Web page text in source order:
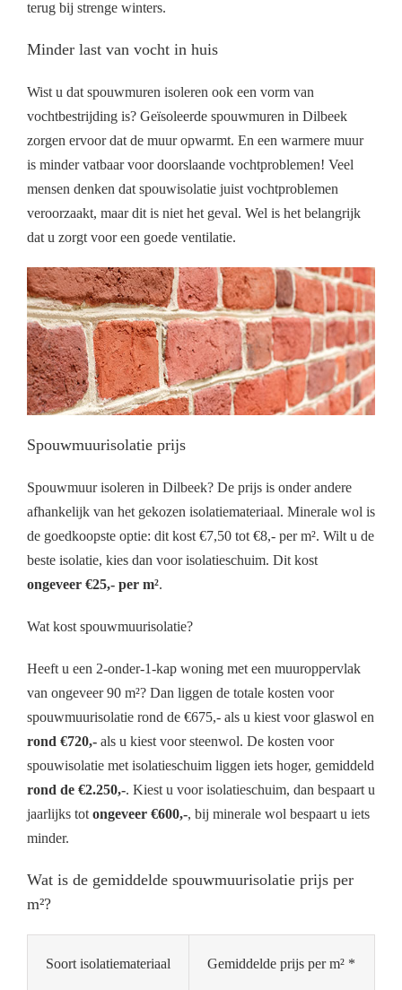
terug bij strenge winters.
Minder last van vocht in huis
Wist u dat spouwmuren isoleren ook een vorm van
vochtbestrijding is? Geïsoleerde spouwmuren in Dilbeek
zorgen ervoor dat de muur opwarmt. En een warmere muur
is minder vatbaar voor doorslaande vochtproblemen! Veel
mensen denken dat spouwisolatie juist vochtproblemen
veroorzaakt, maar dit is niet het geval. Wel is het belangrijk
dat u zorgt voor een goede ventilatie.
Spouwmuurisolatie prijs
Spouwmuur isoleren in Dilbeek? De prijs is onder andere
afhankelijk van het gekozen isolatiemateriaal. Minerale wol is
de goedkoopste optie: dit kost €7,50 tot €8,- per m². Wilt u de
beste isolatie, kies dan voor isolatieschuim. Dit kost
ongeveer €25,- per m².
Wat kost spouwmuurisolatie?
Heeft u een 2-onder-1-kap woning met een muuroppervlak
van ongeveer 90 m²? Dan liggen de totale kosten voor
spouwmuurisolatie rond de €675,- als u kiest voor glaswol en
rond €720,- als u kiest voor steenwol. De kosten voor
spouwisolatie met isolatieschuim liggen iets hoger, gemiddeld
rond de €2.250,-. Kiest u voor isolatieschuim, dan bespaart u
jaarlijks tot ongeveer €600,-, bij minerale wol bespaart u iets
minder.
Wat is de gemiddelde spouwmuurisolatie prijs per
m²?
Soort isolatiemateriaal Gemiddelde prijs per m² *